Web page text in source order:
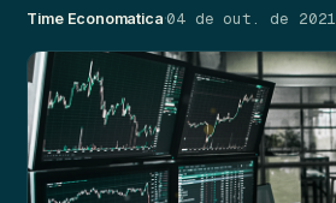
Time Economatica·04 de out. de 2021